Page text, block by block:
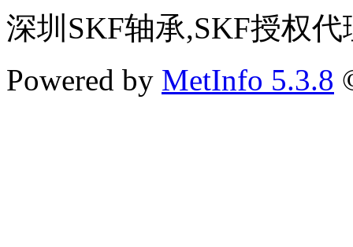
深圳SKF轴承,SKF授权
Powered by MetInfo 5.3.8